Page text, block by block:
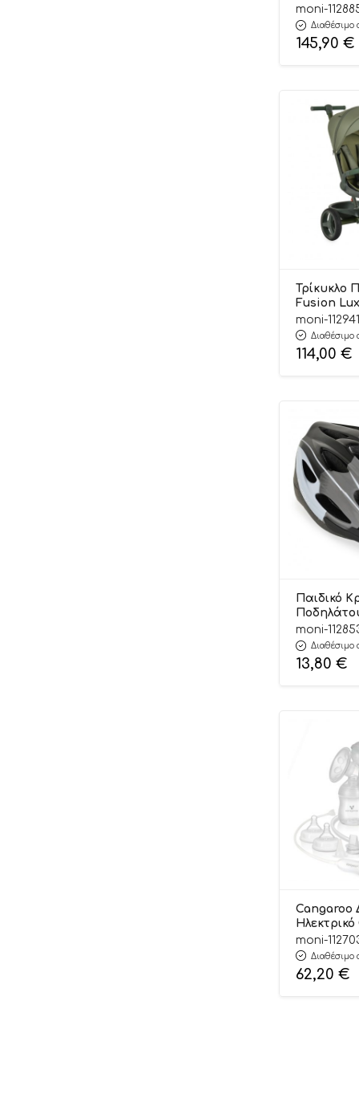
Byox
moni-
Διαθέσιμο
145,90 €
Τρίκυκλο
Fusion
moni-112941
Διαθέσιμο
114,00 €
Παιδικό
Y02 Black
moni-
Διαθέσιμο
13,80 €
Cangaroo
Grace
moni-
Διαθέσιμο
62,20 €